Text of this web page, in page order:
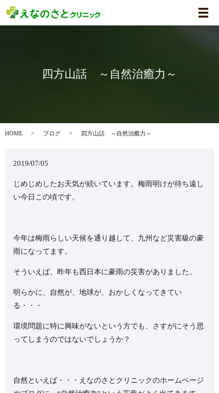
メ
四方山話 ～自然治癒力～
HOME ブログ 四方山話 ～自然治癒力～
2019/07/05
じめじめしたお天気が続いています。梅雨明けが待ち遠し
い今日この頃です。
今年は梅雨らしい天候を通り越して、九州など災害級の豪
雨になってます。
そういえば、昨年も西日本に豪雨の災害がありました。
明らかに、自然が、地球が、おかしくなってきてい
る・・・
環境問題に特に興味がないという方でも、さすがにそう思
ってしまうのではないでしょうか？
自然といえば・・・えなのさとクリニックのホームページ